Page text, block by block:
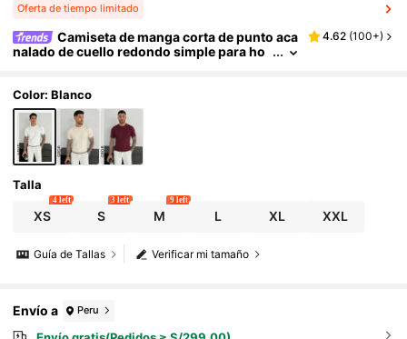
Oferta de tiempo limitado
Camiseta de manga corta de punto aca
nalado de cuello redondo simple para ho
4.62 (100+)
Color: Blanco
Talla
XS
4 left
S
3 left
M
9 left
L XL XXL
Verificar mi tamaño
Guía de Tallas
Envío a Peru